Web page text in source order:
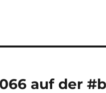
auf der